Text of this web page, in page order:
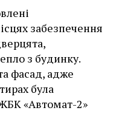
забезпечення
з будинку.
фасад, адже
була
«Автомат-2»